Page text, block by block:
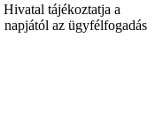
tájékoztatja a
az ügyfélfogadás